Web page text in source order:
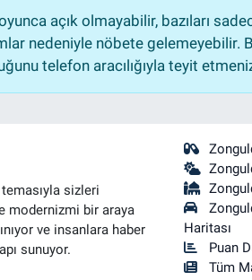
açık olmayabilir, bazıları
nedeniyle nöbete gelemeyebilir.
telefon aracılığıyla teyit
sizleri
modernizmi bir araya
ve insanlara haber
sunuyor.
Haritası
Puan
Tüm